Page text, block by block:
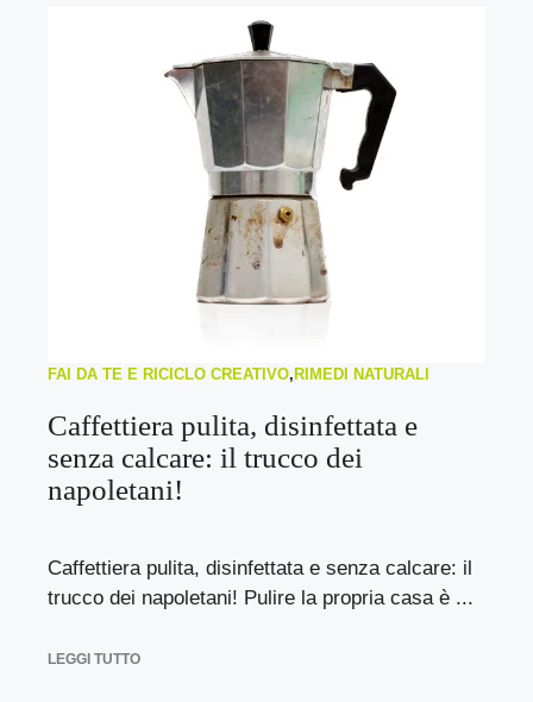
FAI DA TE E RICICLO CREATIVO,RIMEDI NATURALI
Caffettiera pulita, disinfettata e
senza calcare: il trucco dei
napoletani!
Caffettiera pulita, disinfettata e senza calcare: il
trucco dei napoletani! Pulire la propria casa è ...
LEGGI TUTTO